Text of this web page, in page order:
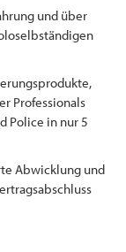
und über
Professionals
Police in nur 5
Abwicklung und